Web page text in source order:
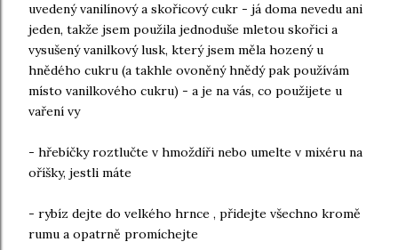
uvedený vanilínový a skořicový cukr - já doma nevedu ani
jeden, takže jsem použila jednoduše mletou skořici a
vysušený vanilkový lusk, který jsem měla hozený u
hnědého cukru (a takhle ovoněný hnědý pak používám
místo vanilkového cukru) - a je na vás, co použijete u
vaření vy
- hřebíčky roztlučte v hmoždíři nebo umelte v mixéru na
oříšky, jestli máte
- rybíz dejte do velkého hrnce , přidejte všechno kromě
rumu a opatrně promíchejte